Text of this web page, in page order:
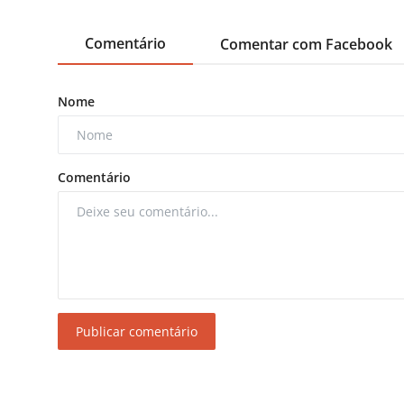
Comentário Comentar com Facebook
Nome
Comentário
Publicar comentário